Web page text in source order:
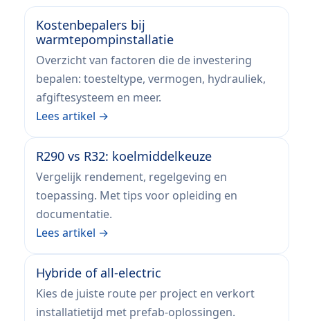
Kostenbepalers bij
warmtepompinstallatie
Overzicht van factoren die de investering
bepalen: toesteltype, vermogen, hydrauliek,
afgiftesysteem en meer.
Lees artikel →
R290 vs R32: koelmiddelkeuze
Vergelijk rendement, regelgeving en
toepassing. Met tips voor opleiding en
documentatie.
Lees artikel →
Hybride of all-electric
Kies de juiste route per project en verkort
installatietijd met prefab-oplossingen.